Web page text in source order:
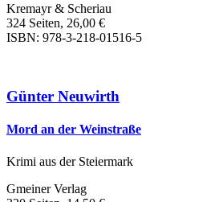
Kremayr & Scheriau
324 Seiten, 26,00 €
ISBN: 978-3-218-01516-5
Günter Neuwirth
Mord an der Weinstraße
Krimi aus der Steiermark
Gmeiner Verlag